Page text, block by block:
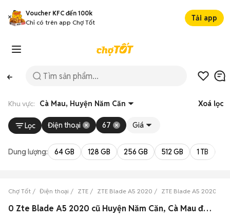
Voucher KFC đến 100k
Chỉ có trên app Chợ Tốt
Tải app
Khu vực: Cà Mau, Huyện Năm Căn Xoá lọc
Lọc Điện thoại 67 Giá
Dung lượng: 64 GB 128 GB 256 GB 512 GB 1 TB
Chợ Tốt Điện thoại ZTE ZTE Blade A5 2020 ZTE Blade A5 2020 Cà
0 Zte Blade A5 2020 cũ Huyện Năm Căn, Cà Mau đẹp